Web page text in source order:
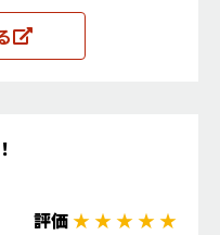
評価★ ★ ★ ★ ★